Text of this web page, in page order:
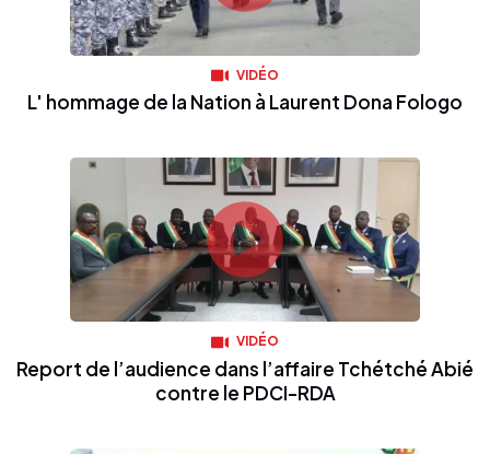
VIDÉO
L' hommage de la Nation à Laurent Dona Fologo
VIDÉO
Report de l’audience dans l’affaire Tchétché Abié
contre le PDCI-RDA